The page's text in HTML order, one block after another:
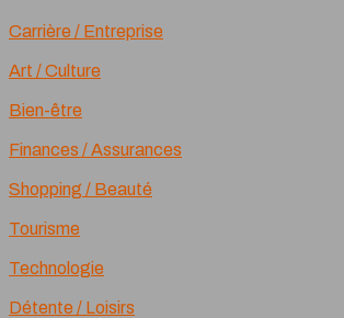
Carrière / Entreprise
Art / Culture
Bien-être
Finances / Assurances
Shopping / Beauté
Tourisme
Technologie
Détente / Loisirs